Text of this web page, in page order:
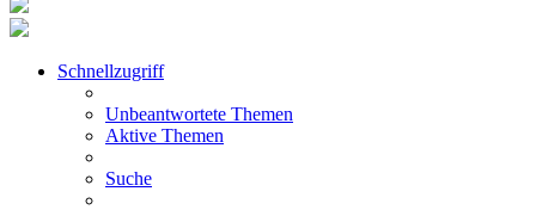
Schnellzugriff
Unbeantwortete Themen
Aktive Themen
Suche